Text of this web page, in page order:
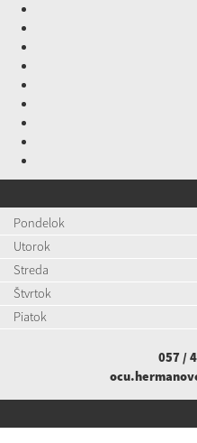
Pondelok
Utorok
Streda
Štvrtok
Piatok
057 /